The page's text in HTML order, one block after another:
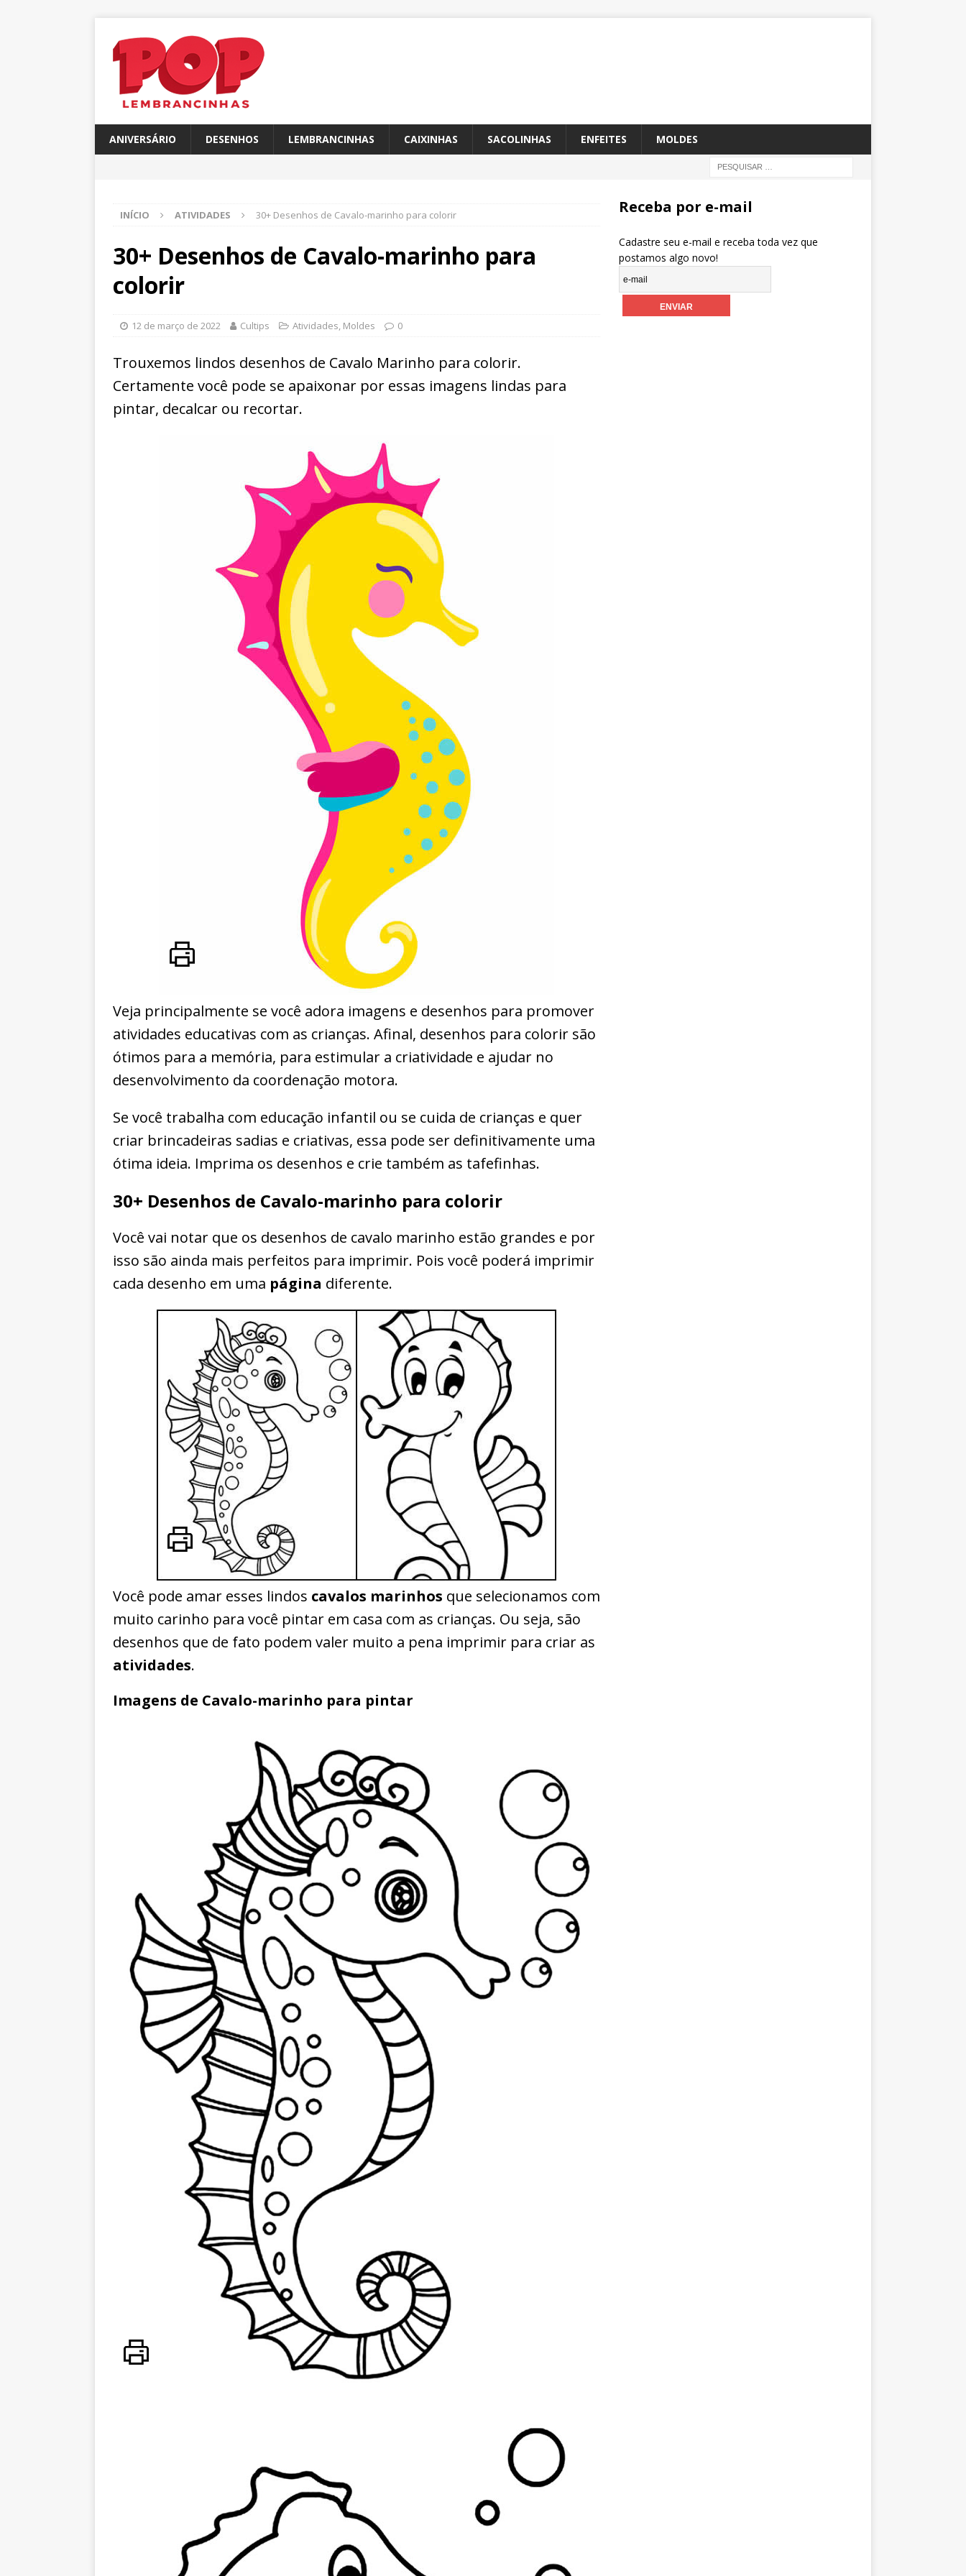
ANIVERSÁRIO DESENHOS LEMBRANCINHAS CAIXINHAS SACOLINHAS ENFEITES MOLDES
INÍCIO ATIVIDADES 30+ Desenhos de Cavalo-marinho para colorir
30+ Desenhos de Cavalo-marinho para
colorir
12 de março de 2022 Cultips Atividades, Moldes 0
Trouxemos lindos desenhos de Cavalo Marinho para colorir.
Certamente você pode se apaixonar por essas imagens lindas para
pintar, decalcar ou recortar.
Veja principalmente se você adora imagens e desenhos para promover
atividades educativas com as crianças. Afinal, desenhos para colorir são
ótimos para a memória, para estimular a criatividade e ajudar no
desenvolvimento da coordenação motora.
Se você trabalha com educação infantil ou se cuida de crianças e quer
criar brincadeiras sadias e criativas, essa pode ser definitivamente uma
ótima ideia. Imprima os desenhos e crie também as tafefinhas.
30+ Desenhos de Cavalo-marinho para colorir
Você vai notar que os desenhos de cavalo marinho estão grandes e por
isso são ainda mais perfeitos para imprimir. Pois você poderá imprimir
cada desenho em uma página diferente.
Você pode amar esses lindos cavalos marinhos que selecionamos com
muito carinho para você pintar em casa com as crianças. Ou seja, são
desenhos que de fato podem valer muito a pena imprimir para criar as
atividades.
Imagens de Cavalo-marinho para pintar
Receba por e-mail
Cadastre seu e-mail e receba toda vez que
postamos algo novo!